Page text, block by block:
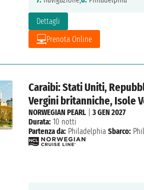
Dettagli
Prenota Online
Caraibi: Stati Uniti,
Vergini britanniche, Isole
NORWEGIAN PEARL |3 GEN 2027
Durata: 10 notti
Partenza da: Philadelphia Sbarco: